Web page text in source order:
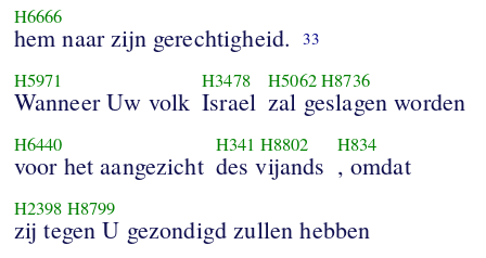
H6666
hem naar zijn gerechtigheid. 33
H5971
Wanneer Uw volk
H3478
Israel
H5062H8736
zal geslagen worden
H6440
voor het aangezicht
H341 H8802
des vijands
H834
, omdat
H2398 H8799
zij tegen U gezondigd zullen hebben